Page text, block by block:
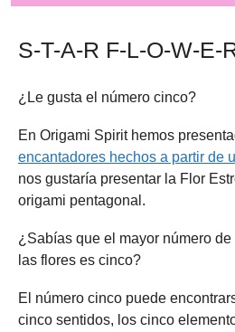
S-T-A-R F-L-O-W-E-
¿Le gusta el número cinco?
En Origami Spirit hemos
encantadores hechos a partir de
nos gustaría presentar la Flor
origami pentagonal.
¿Sabías que el mayor número
las flores es cinco?
El número cinco puede
cinco sentidos, los cinco